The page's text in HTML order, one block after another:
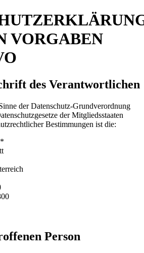
VORGABEN
des Verantwortlichen
der Datenschutz-Grundverordnung
der Mitgliedsstaaten
Bestimmungen ist die:
Person